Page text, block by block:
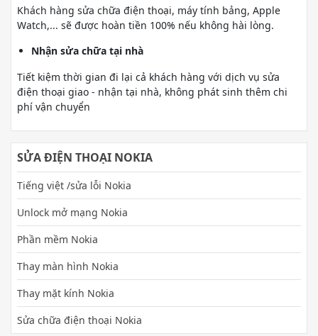
Khách hàng sửa chữa điện thoại, máy tính bảng, Apple
Watch,... sẽ được hoàn tiền 100% nếu không hài lòng.
Nhận sửa chữa tại nhà
Tiết kiệm thời gian đi lại cả khách hàng với dịch vụ sửa
điện thoại giao - nhận tại nhà, không phát sinh thêm chi
phí vận chuyển
SỬA ĐIỆN THOẠI NOKIA
Tiếng việt /sửa lỗi Nokia
Unlock mở mạng Nokia
Phần mềm Nokia
Thay màn hình Nokia
Thay mặt kính Nokia
Sửa chữa điện thoại Nokia